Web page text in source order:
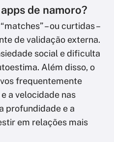
de namoro?
– ou curtidas –
de validação externa.
social e dificulta
Além disso, o
frequentemente
a velocidade nas
profundidade e a
em relações mais